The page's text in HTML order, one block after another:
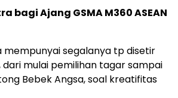
bagi Ajang GSMA M360 ASEAN
mempunyai segalanya tp disetir
dari mulai pemilihan tagar sampai
Bebek Angsa, soal kreatifitas